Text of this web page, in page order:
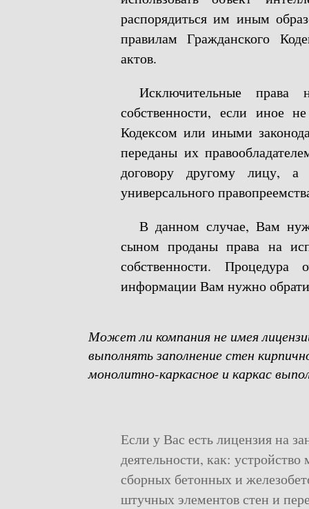
распорядиться им иным
правилам Гражданского
актов.
Исключительные права
собственности, если иное
Кодексом или иными
переданы их
договору другому лицу, а
универсального
В данном случае, Вам
сыном проданы права на
собственности.
информации Вам нужно
Может ли компания не имея
выполнять заполнение стен
монолитно-каркасное и каркас
Если у Вас есть лицензия на
деятельности, как:
сборных бетонных и
штучных элементов стен и